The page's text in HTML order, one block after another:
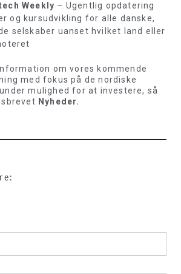
Weekly – Ugentlig opdatering
og kursudvikling for alle danske,
selskaber uanset hvilket land eller
om vores kommende
med fokus på de nordiske
mulighed for at investere, så
Nyheder.